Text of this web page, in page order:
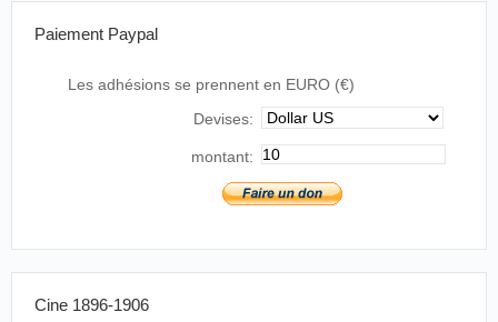
Paiement Paypal
Les adhésions se prennent en EURO (€)
Devises:
montant:
Cine 1896-1906